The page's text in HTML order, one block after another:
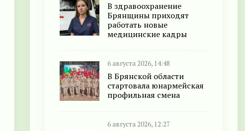
В здравоохранение
Брянщины приходят
работать новые
медицинские кадры
6 августа 2026, 14:48
В Брянской области
стартовала юнармейская
профильная смена
6 августа 2026, 12:27